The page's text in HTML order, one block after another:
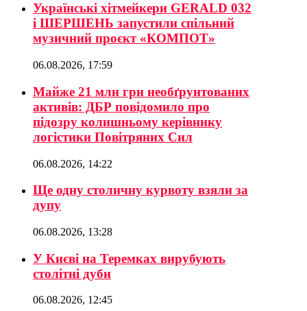
Українські хітмейкери GERALD 032
і ШЕРШЕНЬ запустили спільний
музичний проєкт «КОМПОТ»
06.08.2026, 17:59
Майже 21 млн грн необґрунтованих
активів: ДБР повідомило про
підозру колишньому керівнику
логістики Повітряних Сил
06.08.2026, 14:22
Ще одну столичну курвоту взяли за
дупу
06.08.2026, 13:28
У Києві на Теремках вирубують
столітні дуби
06.08.2026, 12:45